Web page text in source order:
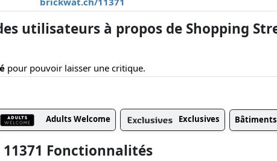
utilisateurs à propos de Shopping
pour pouvoir laisser une critique.
Adults Welcome Exclusives Bâtiments
Fonctionnalités